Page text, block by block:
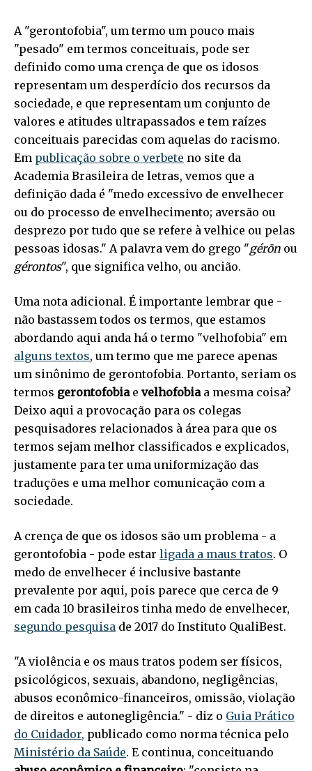
A "gerontofobia", um termo um pouco mais
"pesado" em termos conceituais, pode ser
definido como uma crença de que os idosos
representam um desperdício dos recursos da
sociedade, e que representam um conjunto de
valores e atitudes ultrapassados e tem raízes
conceituais parecidas com aquelas do racismo.
Em publicação sobre o verbete no site da
Academia Brasileira de letras, vemos que a
definição dada é "medo excessivo de envelhecer
ou do processo de envelhecimento; aversão ou
desprezo por tudo que se refere à velhice ou pelas
pessoas idosas." A palavra vem do grego "gérōn ou
gérontos", que significa velho, ou ancião.
Uma nota adicional. É importante lembrar que -
não bastassem todos os termos, que estamos
abordando aqui anda há o termo "velhofobia" em
alguns textos, um termo que me parece apenas
um sinônimo de gerontofobia. Portanto, seriam os
termos gerontofobia e velhofobia a mesma coisa?
Deixo aqui a provocação para os colegas
pesquisadores relacionados à área para que os
termos sejam melhor classificados e explicados,
justamente para ter uma uniformização das
traduções e uma melhor comunicação com a
sociedade.
A crença de que os idosos são um problema - a
gerontofobia - pode estar ligada a maus tratos. O
medo de envelhecer é inclusive bastante
prevalente por aqui, pois parece que cerca de 9
em cada 10 brasileiros tinha medo de envelhecer,
segundo pesquisa de 2017 do Instituto QualiBest.
"A violência e os maus tratos podem ser físicos,
psicológicos, sexuais, abandono, negligências,
abusos econômico-financeiros, omissão, violação
de direitos e autonegligência." - diz o Guia Prático
do Cuidador, publicado como norma técnica pelo
Ministério da Saúde. E continua, conceituando